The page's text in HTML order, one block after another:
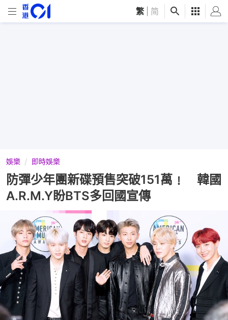
繁 简
娛樂 即時娛樂
防彈少年團新碟預售突破151萬﹗ 韓國
A.R.M.Y盼BTS多回國宣傳